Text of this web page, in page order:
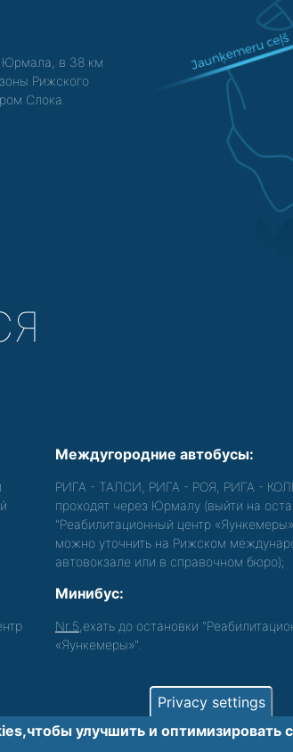
Юрмала, в 38 км
Рижского
Слока.
Междугородние автобусы:
РИГА - ТАЛСИ, РИГА - РОЯ, РИГА -
проходят через Юрмалу (выйти на
"Реабилитационный центр
можно уточнить на Рижском
автовокзале или в справочном бюро);
Минибус:
Nr.5 ,ехать до остановки
«Яункемеры»".
лиц с функциональными нарушениями.
Privacy settings
улучшить и оптимизировать